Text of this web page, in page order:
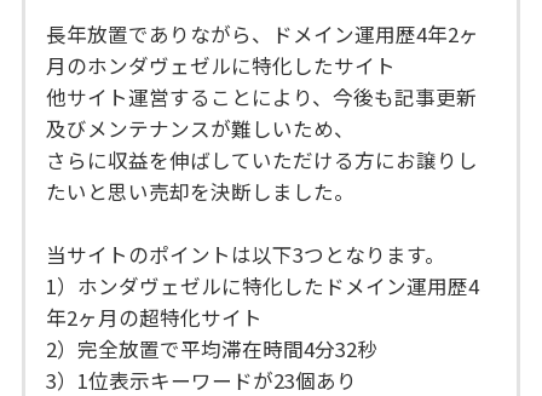
長年放置でありながら、ドメイン運用歴4年2ヶ
月のホンダヴェゼルに特化したサイト
他サイト運営することにより、今後も記事更新
及びメンテナンスが難しいため、
さらに収益を伸ばしていただける方にお譲りし
たいと思い売却を決断しました。
当サイトのポイントは以下3つとなります。
1）ホンダヴェゼルに特化したドメイン運用歴4
年2ヶ月の超特化サイト
2）完全放置で平均滞在時間4分32秒
3）1位表示キーワードが23個あり